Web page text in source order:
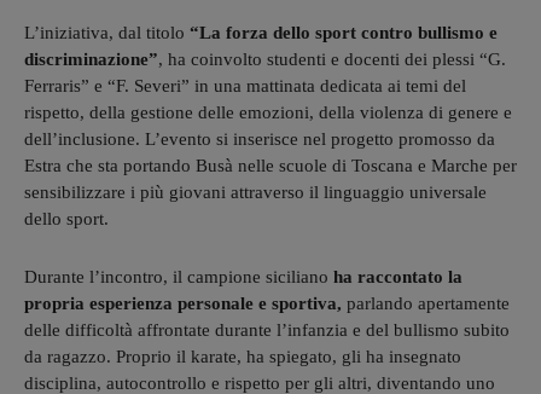
L’iniziativa, dal titolo “La forza dello sport contro bullismo e
discriminazione”, ha coinvolto studenti e docenti dei plessi “G.
Ferraris” e “F. Severi” in una mattinata dedicata ai temi del
rispetto, della gestione delle emozioni, della violenza di genere e
dell’inclusione. L’evento si inserisce nel progetto promosso da
Estra che sta portando Busà nelle scuole di Toscana e Marche per
sensibilizzare i più giovani attraverso il linguaggio universale
dello sport.
Durante l’incontro, il campione siciliano ha raccontato la
propria esperienza personale e sportiva, parlando apertamente
delle difficoltà affrontate durante l’infanzia e del bullismo subito
da ragazzo. Proprio il karate, ha spiegato, gli ha insegnato
disciplina, autocontrollo e rispetto per gli altri, diventando uno